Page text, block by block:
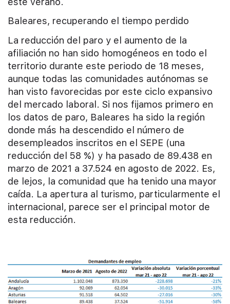
Baleares, recuperando el tiempo perdido
La reducción del paro y el aumento de la
afiliación no han sido homogéneos en todo el
territorio durante este periodo de 18 meses,
aunque todas las comunidades autónomas se
han visto favorecidas por este ciclo expansivo
del mercado laboral. Si nos fijamos primero en
los datos de paro, Baleares ha sido la región
donde más ha descendido el número de
desempleados inscritos en el SEPE (una
reducción del 58 %) y ha pasado de 89.438 en
marzo de 2021 a 37.524 en agosto de 2022. Es,
de lejos, la comunidad que ha tenido una mayor
caída. La apertura al turismo, particularmente el
internacional, parece ser el principal motor de
esta reducción.